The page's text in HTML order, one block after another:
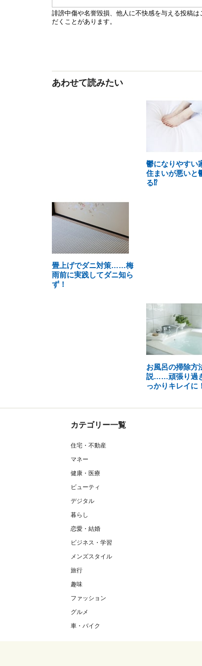
あわせて読みたい
鬱になりやすい
住まいが悪いと
る⁉
畳上げでダニ対策……梅
雨前に実践してダニ知ら
ず！
お風呂の掃除方
説……頑張り過
っかりキレイに！
カテゴリー一覧
住宅・不動産
マネー
健康・医療
ビューティ
デジタル
暮らし
恋愛・結婚
ビジネス・学習
メンズスタイル
旅行
趣味
ファッション
グルメ
車・バイク